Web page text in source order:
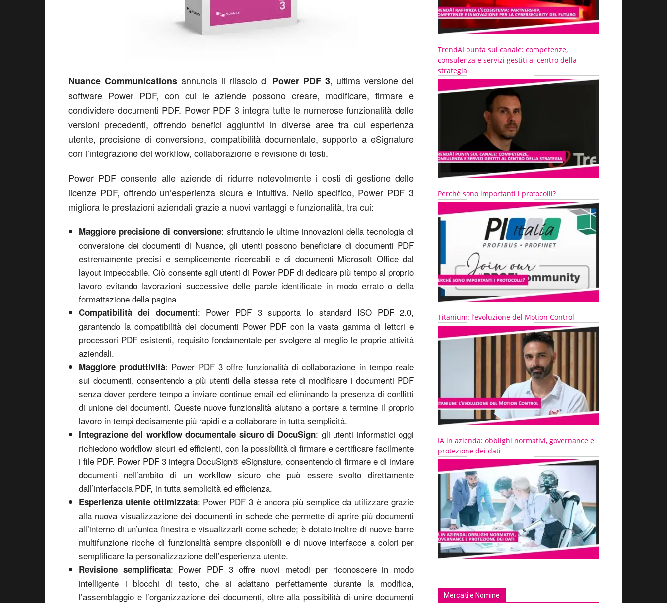
Nuance Communications annuncia il rilascio di Power PDF 3, ultima versione del
software Power PDF, con cui le aziende possono creare, modificare, firmare e
condividere documenti PDF. Power PDF 3 integra tutte le numerose funzionalità delle
versioni precedenti, offrendo benefici aggiuntivi in diverse aree tra cui esperienza
utente, precisione di conversione, compatibilità documentale, supporto a eSignature
con l’integrazione del workflow, collaborazione e revisione di testi.
Power PDF consente alle aziende di ridurre notevolmente i costi di gestione delle
licenze PDF, offrendo un’esperienza sicura e intuitiva. Nello specifico, Power PDF 3
migliora le prestazioni aziendali grazie a nuovi vantaggi e funzionalità, tra cui:
Maggiore precisione di conversione: sfruttando le ultime innovazioni della tecnologia di
conversione dei documenti di Nuance, gli utenti possono beneficiare di documenti PDF
estremamente precisi e semplicemente ricercabili e di documenti Microsoft Office dal
layout impeccabile. Ciò consente agli utenti di Power PDF di dedicare più tempo al proprio
lavoro evitando lavorazioni successive delle parole identificate in modo errato o della
formattazione della pagina.
Compatibilità dei documenti: Power PDF 3 supporta lo standard ISO PDF 2.0,
garantendo la compatibilità dei documenti Power PDF con la vasta gamma di lettori e
processori PDF esistenti, requisito fondamentale per svolgere al meglio le proprie attività
aziendali.
Maggiore produttività: Power PDF 3 offre funzionalità di collaborazione in tempo reale
sui documenti, consentendo a più utenti della stessa rete di modificare i documenti PDF
senza dover perdere tempo a inviare continue email ed eliminando la presenza di conflitti
di unione dei documenti. Queste nuove funzionalità aiutano a portare a termine il proprio
lavoro in tempi decisamente più rapidi e a collaborare in tutta semplicità.
Integrazione del workflow documentale sicuro di DocuSign: gli utenti informatici oggi
richiedono workflow sicuri ed efficienti, con la possibilità di firmare e certificare facilmente
i file PDF. Power PDF 3 integra DocuSign® eSignature, consentendo di firmare e di inviare
documenti nell’ambito di un workflow sicuro che può essere svolto direttamente
dall’interfaccia PDF, in tutta semplicità ed efficienza.
Esperienza utente ottimizzata: Power PDF 3 è ancora più semplice da utilizzare grazie
alla nuova visualizzazione dei documenti in schede che permette di aprire più documenti
all’interno di un’unica finestra e visualizzarli come schede; è dotato inoltre di nuove barre
multifunzione ricche di funzionalità sempre disponibili e di nuove interfacce a colori per
semplificare la personalizzazione dell’esperienza utente.
Revisione semplificata: Power PDF 3 offre nuovi metodi per riconoscere in modo
intelligente i blocchi di testo, che si adattano perfettamente durante la modifica,
l’assemblaggio e l’organizzazione dei documenti, oltre alla possibilità di unire documenti
TrendAI punta sul canale: competenze,
consulenza e servizi gestiti al centro della
strategia
Perché sono importanti i protocolli?
Titanium: l’evoluzione del Motion Control
IA in azienda: obblighi normativi, governance e
protezione dei dati
Mercati e Nomine